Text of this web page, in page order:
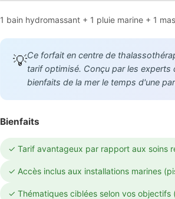
1 bain hydromassant + 1 pluie marine + 1
💡Ce forfait en centre de
tarif optimisé. Conçu par les
bienfaits de la mer le temps d'une
Bienfaits
✓ Tarif avantageux par rapport aux soins
✓ Accès inclus aux installations marines
✓ Thématiques ciblées selon vos objectifs